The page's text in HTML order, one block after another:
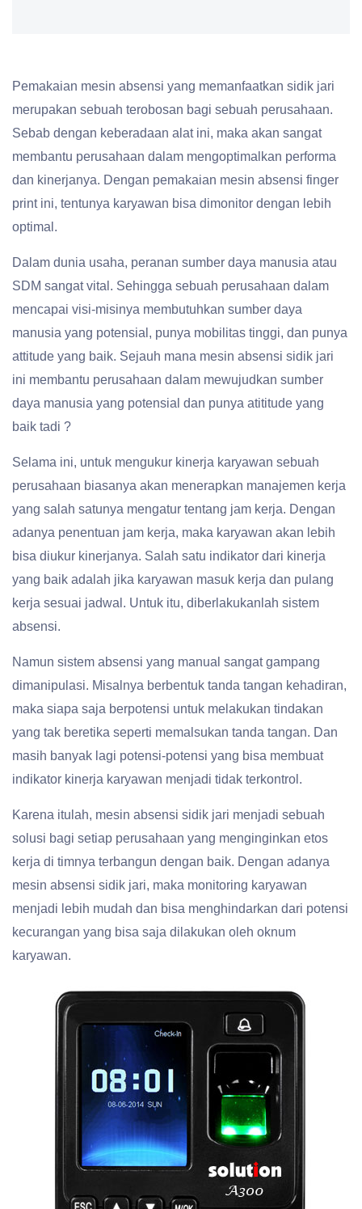
Pemakaian mesin absensi yang memanfaatkan sidik jari
merupakan sebuah terobosan bagi sebuah perusahaan.
Sebab dengan keberadaan alat ini, maka akan sangat
membantu perusahaan dalam mengoptimalkan performa
dan kinerjanya. Dengan pemakaian mesin absensi finger
print ini, tentunya karyawan bisa dimonitor dengan lebih
optimal.
Dalam dunia usaha, peranan sumber daya manusia atau
SDM sangat vital. Sehingga sebuah perusahaan dalam
mencapai visi-misinya membutuhkan sumber daya
manusia yang potensial, punya mobilitas tinggi, dan punya
attitude yang baik. Sejauh mana mesin absensi sidik jari
ini membantu perusahaan dalam mewujudkan sumber
daya manusia yang potensial dan punya atititude yang
baik tadi ?
Selama ini, untuk mengukur kinerja karyawan sebuah
perusahaan biasanya akan menerapkan manajemen kerja
yang salah satunya mengatur tentang jam kerja. Dengan
adanya penentuan jam kerja, maka karyawan akan lebih
bisa diukur kinerjanya. Salah satu indikator dari kinerja
yang baik adalah jika karyawan masuk kerja dan pulang
kerja sesuai jadwal. Untuk itu, diberlakukanlah sistem
absensi.
Namun sistem absensi yang manual sangat gampang
dimanipulasi. Misalnya berbentuk tanda tangan kehadiran,
maka siapa saja berpotensi untuk melakukan tindakan
yang tak beretika seperti memalsukan tanda tangan. Dan
masih banyak lagi potensi-potensi yang bisa membuat
indikator kinerja karyawan menjadi tidak terkontrol.
Karena itulah, mesin absensi sidik jari menjadi sebuah
solusi bagi setiap perusahaan yang menginginkan etos
kerja di timnya terbangun dengan baik. Dengan adanya
mesin absensi sidik jari, maka monitoring karyawan
menjadi lebih mudah dan bisa menghindarkan dari potensi
kecurangan yang bisa saja dilakukan oleh oknum
karyawan.